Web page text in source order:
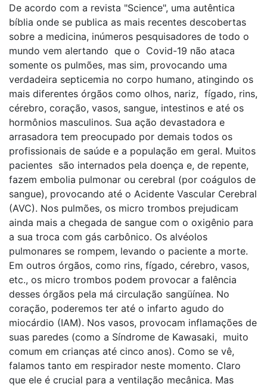
De acordo com a revista "Science", uma autêntica
bíblia onde se publica as mais recentes descobertas
sobre a medicina, inúmeros pesquisadores de todo o
mundo vem alertando que o Covid-19 não ataca
somente os pulmões, mas sim, provocando uma
verdadeira septicemia no corpo humano, atingindo os
mais diferentes órgãos como olhos, nariz, fígado, rins,
cérebro, coração, vasos, sangue, intestinos e até os
hormônios masculinos. Sua ação devastadora e
arrasadora tem preocupado por demais todos os
profissionais de saúde e a população em geral. Muitos
pacientes são internados pela doença e, de repente,
fazem embolia pulmonar ou cerebral (por coágulos de
sangue), provocando até o Acidente Vascular Cerebral
(AVC). Nos pulmões, os micro trombos prejudicam
ainda mais a chegada de sangue com o oxigênio para
a sua troca com gás carbônico. Os alvéolos
pulmonares se rompem, levando o paciente a morte.
Em outros órgãos, como rins, fígado, cérebro, vasos,
etc., os micro trombos podem provocar a falência
desses órgãos pela má circulação sangüínea. No
coração, poderemos ter até o infarto agudo do
miocárdio (IAM). Nos vasos, provocam inflamações de
suas paredes (como a Síndrome de Kawasaki, muito
comum em crianças até cinco anos). Como se vê,
falamos tanto em respirador neste momento. Claro
que ele é crucial para a ventilação mecânica. Mas